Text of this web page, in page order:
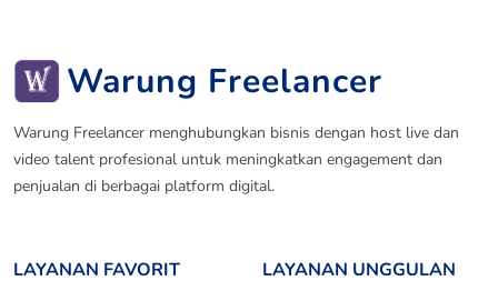
Warung Freelancer
Warung Freelancer menghubungkan bisnis dengan host live dan
video talent profesional untuk meningkatkan engagement dan
penjualan di berbagai platform digital.
LAYANAN FAVORIT LAYANAN UNGGULAN